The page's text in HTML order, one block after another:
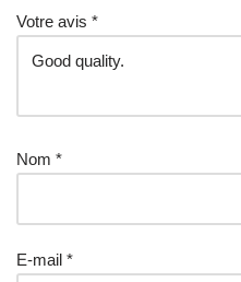
Votre avis *
Nom *
E-mail *